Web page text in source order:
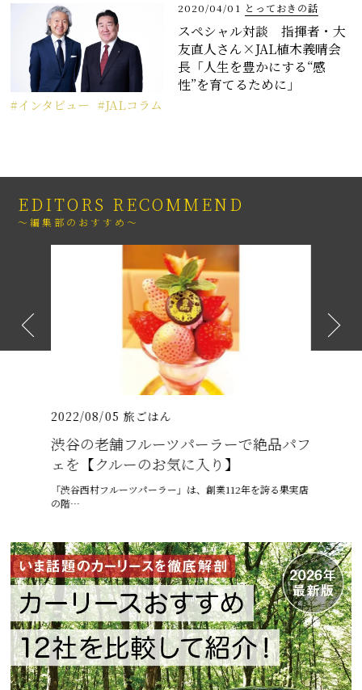
2020/04/01 とっておきの話
スペシャル対談 指揮者・大
友直人さん×JAL植木義晴会
長「人生を豊かにする“感
性”を育てるために」
インタビュー JALコラム
EDITORS RECOMMEND
～編集部のおすすめ～
2022/08/05 旅ごはん
渋谷の老舗フルーツパーラーで絶品パフ
ェを【クルーのお気に入り】
「渋谷西村フルーツパーラー」は、創業112年を誇る果実店
の階…